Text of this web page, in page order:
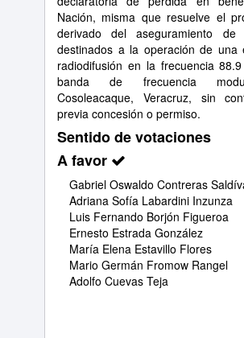
Nación, misma que resuelve el
derivado del aseguramiento de
destinados a la operación de una
radiodifusión en la frecuencia
banda de frecuencia
Cosoleacaque, Veracruz, sin
previa concesión o permiso.
Sentido de votaciones
A favor
Gabriel Oswaldo Contreras
Adriana Sofía Labardini Inzunza
Luis Fernando Borjón Figueroa
Ernesto Estrada González
María Elena Estavillo Flores
Mario Germán Fromow Rangel
Adolfo Cuevas Teja